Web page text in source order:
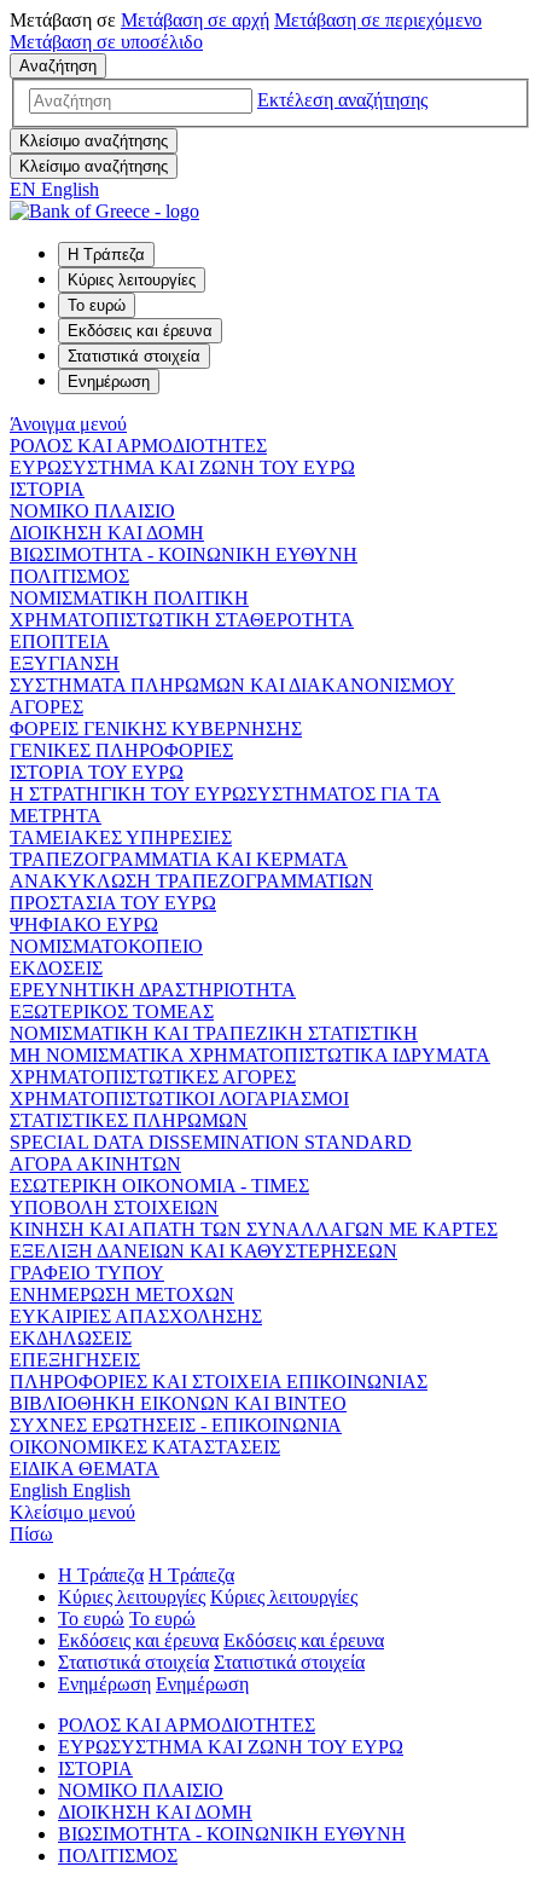
Μετάβαση σε Μετάβαση σε αρχή Μετάβαση σε περιεχόμενο
Μετάβαση σε υποσέλιδο
Αναζήτηση
Εκτέλεση αναζήτησης
Κλείσιμο αναζήτησης
Κλείσιμο αναζήτησης
EN English
Η Τράπεζα
Κύριες λειτουργίες
Το ευρώ
Εκδόσεις και έρευνα
Στατιστικά στοιχεία
Ενημέρωση
Άνοιγμα μενού
ΡΟΛΟΣ ΚΑΙ ΑΡΜΟΔΙΟΤΗΤΕΣ
ΕΥΡΩΣΥΣΤΗΜΑ ΚΑΙ ΖΩΝΗ ΤΟΥ ΕΥΡΩ
ΙΣΤΟΡΙΑ
ΝΟΜΙΚΟ ΠΛΑΙΣΙΟ
ΔΙΟΙΚΗΣΗ ΚΑΙ ΔΟΜΗ
ΒΙΩΣΙΜΟΤΗΤΑ - ΚΟΙΝΩΝΙΚΗ ΕΥΘΥΝΗ
ΠΟΛΙΤΙΣΜΟΣ
ΝΟΜΙΣΜΑΤΙΚΗ ΠΟΛΙΤΙΚΗ
ΧΡΗΜΑΤΟΠΙΣΤΩΤΙΚΗ ΣΤΑΘΕΡΟΤΗΤΑ
ΕΠΟΠΤΕΙΑ
ΕΞΥΓΙΑΝΣΗ
ΣΥΣΤΗΜΑΤΑ ΠΛΗΡΩΜΩΝ ΚΑΙ ΔΙΑΚΑΝΟΝΙΣΜΟΥ
ΑΓΟΡΕΣ
ΦΟΡΕΙΣ ΓΕΝΙΚΗΣ ΚΥΒΕΡΝΗΣΗΣ
ΓΕΝΙΚΕΣ ΠΛΗΡΟΦΟΡΙΕΣ
ΙΣΤΟΡΙΑ ΤΟΥ ΕΥΡΩ
Η ΣΤΡΑΤΗΓΙΚΗ ΤΟΥ ΕΥΡΩΣΥΣΤΗΜΑΤΟΣ ΓΙΑ ΤΑ
ΜΕΤΡΗΤΑ
ΤΑΜΕΙΑΚΕΣ ΥΠΗΡΕΣΙΕΣ
ΤΡΑΠΕΖΟΓΡΑΜΜΑΤΙΑ ΚΑΙ ΚΕΡΜΑΤΑ
ΑΝΑΚΥΚΛΩΣΗ ΤΡΑΠΕΖΟΓΡΑΜΜΑΤΙΩΝ
ΠΡΟΣΤΑΣΙΑ ΤΟΥ ΕΥΡΩ
ΨΗΦΙΑΚΟ ΕΥΡΩ
ΝΟΜΙΣΜΑΤΟΚΟΠΕΙΟ
ΕΚΔΟΣΕΙΣ
ΕΡΕΥΝΗΤΙΚΗ ΔΡΑΣΤΗΡΙΟΤΗΤΑ
ΕΞΩΤΕΡΙΚΟΣ ΤΟΜΕΑΣ
ΝΟΜΙΣΜΑΤΙΚΗ ΚΑΙ ΤΡΑΠΕΖΙΚΗ ΣΤΑΤΙΣΤΙΚΗ
ΜΗ ΝΟΜΙΣΜΑΤΙΚΑ ΧΡΗΜΑΤΟΠΙΣΤΩΤΙΚΑ ΙΔΡΥΜΑΤΑ
ΧΡΗΜΑΤΟΠΙΣΤΩΤΙΚΕΣ ΑΓΟΡΕΣ
ΧΡΗΜΑΤΟΠΙΣΤΩΤΙΚΟΙ ΛΟΓΑΡΙΑΣΜΟΙ
ΣΤΑΤΙΣΤΙΚΕΣ ΠΛΗΡΩΜΩΝ
SPECIAL DATA DISSEMINATION STANDARD
ΑΓΟΡΑ ΑΚΙΝΗΤΩΝ
ΕΣΩΤΕΡΙΚΗ ΟΙΚΟΝΟΜΙΑ - ΤΙΜΕΣ
ΥΠΟΒΟΛΗ ΣΤΟΙΧΕΙΩΝ
ΚΙΝΗΣΗ ΚΑΙ ΑΠΑΤΗ ΤΩΝ ΣΥΝΑΛΛΑΓΩΝ ΜΕ ΚΑΡΤΕΣ
ΕΞΕΛΙΞΗ ΔΑΝΕΙΩΝ ΚΑΙ ΚΑΘΥΣΤΕΡΗΣΕΩΝ
ΓΡΑΦΕΙΟ ΤΥΠΟΥ
ΕΝΗΜΕΡΩΣΗ ΜΕΤΟΧΩΝ
ΕΥΚΑΙΡΙΕΣ ΑΠΑΣΧΟΛΗΣΗΣ
ΕΚΔΗΛΩΣΕΙΣ
ΕΠΕΞΗΓΗΣΕΙΣ
ΠΛΗΡΟΦΟΡΙΕΣ ΚΑΙ ΣΤΟΙΧΕΙΑ ΕΠΙΚΟΙΝΩΝΙΑΣ
ΒΙΒΛΙΟΘΗΚΗ ΕΙΚΟΝΩΝ ΚΑΙ ΒΙΝΤΕΟ
ΣΥΧΝΕΣ ΕΡΩΤΗΣΕΙΣ - ΕΠΙΚΟΙΝΩΝΙΑ
ΟΙΚΟΝΟΜΙΚΕΣ ΚΑΤΑΣΤΑΣΕΙΣ
ΕΙΔΙΚΑ ΘΕΜΑΤΑ
English English
Κλείσιμο μενού
Πίσω
Η Τράπεζα Η Τράπεζα
Κύριες λειτουργίες Κύριες λειτουργίες
Το ευρώ Το ευρώ
Εκδόσεις και έρευνα Εκδόσεις και έρευνα
Στατιστικά στοιχεία Στατιστικά στοιχεία
Ενημέρωση Ενημέρωση
ΡΟΛΟΣ ΚΑΙ ΑΡΜΟΔΙΟΤΗΤΕΣ
ΕΥΡΩΣΥΣΤΗΜΑ ΚΑΙ ΖΩΝΗ ΤΟΥ ΕΥΡΩ
ΙΣΤΟΡΙΑ
ΝΟΜΙΚΟ ΠΛΑΙΣΙΟ
ΔΙΟΙΚΗΣΗ ΚΑΙ ΔΟΜΗ
ΒΙΩΣΙΜΟΤΗΤΑ - ΚΟΙΝΩΝΙΚΗ ΕΥΘΥΝΗ
ΠΟΛΙΤΙΣΜΟΣ